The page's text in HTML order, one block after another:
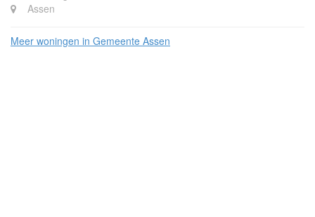
Assen
Meer woningen in Gemeente Assen